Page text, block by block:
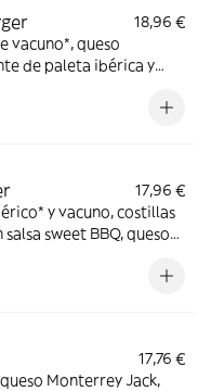
18,96 €
vacuno*, queso
de paleta ibérica y
17,96 €
y vacuno, costillas
sweet BBQ, queso
17,76 €
Monterrey Jack,